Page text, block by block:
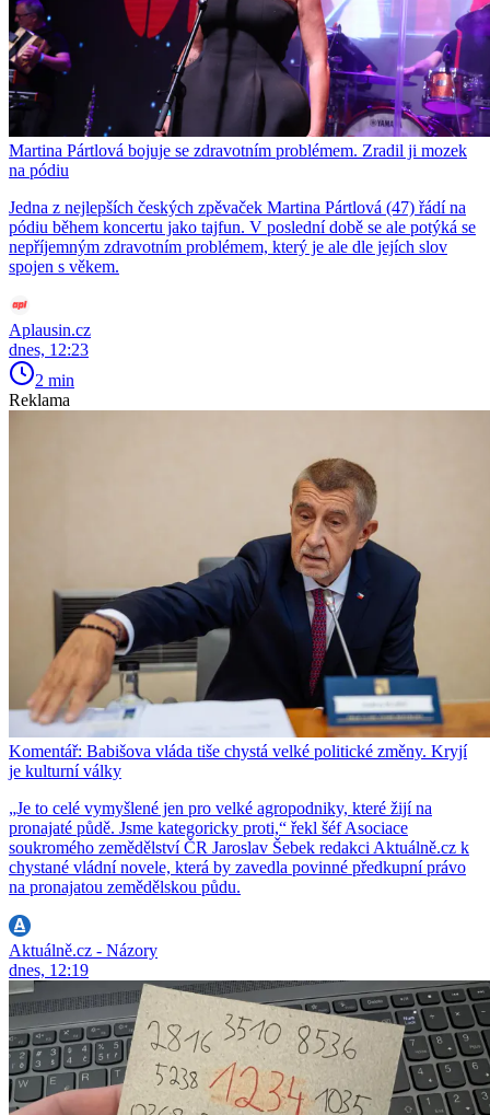
Martina Pártlová bojuje se zdravotním problémem. Zradil ji mozek
na pódiu
Jedna z nejlepších českých zpěvaček Martina Pártlová (47) řádí na
pódiu během koncertu jako tajfun. V poslední době se ale potýká se
nepříjemným zdravotním problémem, který je ale dle jejích slov
spojen s věkem.
Aplausin.cz
dnes, 12:23
2 min
Reklama
Komentář: Babišova vláda tiše chystá velké politické změny. Kryjí
je kulturní války
„Je to celé vymyšlené jen pro velké agropodniky, které žijí na
pronajaté půdě. Jsme kategoricky proti,“ řekl šéf Asociace
soukromého zemědělství ČR Jaroslav Šebek redakci Aktuálně.cz k
chystané vládní novele, která by zavedla povinné předkupní právo
na pronajatou zemědělskou půdu.
Aktuálně.cz - Názory
dnes, 12:19